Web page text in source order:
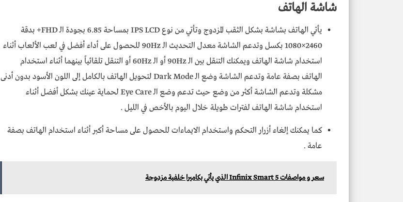
شاشة الهاتف
يأتي الهاتف بشاشة بشكل الثقب المزدوج وتأتي من نوع IPS LCD بمساحة 6.85 بجودة الـ FHD+ بدقة
2460×1080 بكسل وتدعم الشاشة معدل التحديث الـ 90Hz للحصول على أداء أفضل في لعب الألعاب أثناء
استخدام شاشة الهاتف ويمكنك التنقل بين الـ 90Hz أو الـ 60Hz أو التنقل تلقائياً بينهما أثناء استخدام
الهاتف بصفة عامة وتدعم الشاشة وضع الـ Dark Mode لتحويل الهاتف بالكامل إلى اللون الأسود بدون أدنى
مشكلة وتدعم الشاشة أكثر من وضع حيث تدعم وضع الـ Eye Care لحماية عينك بشكل أفضل أثناء
استخدام شاشة الهاتف لفترات طويلة خلال اليوم بالأخص في الليل .
كما يمكنك إلغاء أزرار التحكم واستخدام الايماءات للحصول على مساحة أكبر أثناء استخدام الهاتف بصفة
عامة .
سعر و مواصفات Infinix Smart 5 الذي يأتي بكاميرا خلفية مزدوجة